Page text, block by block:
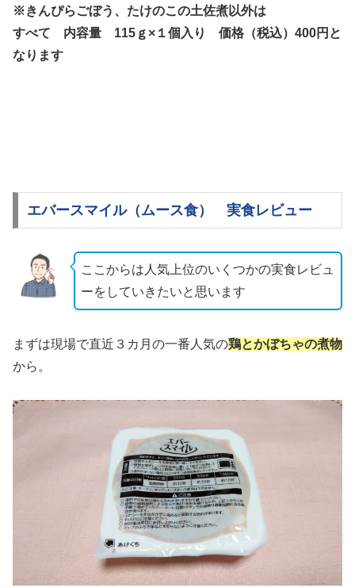
※きんぴらごぼう、たけのこの土佐煮以外は
すべて 内容量 115ｇ×１個入り 価格（税込）400円と
なります
エバースマイル（ムース食） 実食レビュー
ここからは人気上位のいくつかの実食レビュ
ーをしていきたいと思います
まずは現場で直近３カ月の一番人気の鶏とかぼちゃの煮物
から。